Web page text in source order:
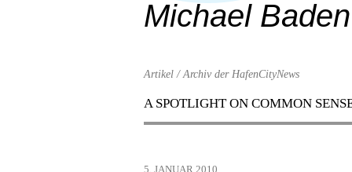
Michael Baden
Artikel / Archiv der HafenCityNews
Menu
A SPOTLIGHT ON COMMON
Scroll
5. JANUAR 2010